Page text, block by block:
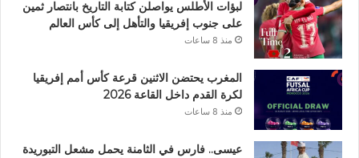
لبؤات الأطلس يواصلن كتابة التاريخ بانتصار ثمين
على جنوب إفريقيا والتأهل إلى كأس العالم
منذ 8 ساعات
المغرب يحتضن الاثنين قرعة كأس أمم إفريقيا
لكرة القدم داخل القاعة 2026
منذ 8 ساعات
عيسى.. فارس في الثامنة يحمل مشعل التبوريدة